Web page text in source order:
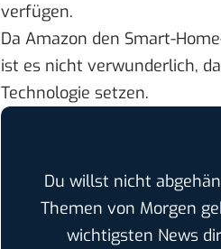
verfügen.
Da Amazon den Smart-
ist es nicht verwunderlich,
Technologie setzen.
Du willst nicht
Themen von Morgen
wichtigsten News